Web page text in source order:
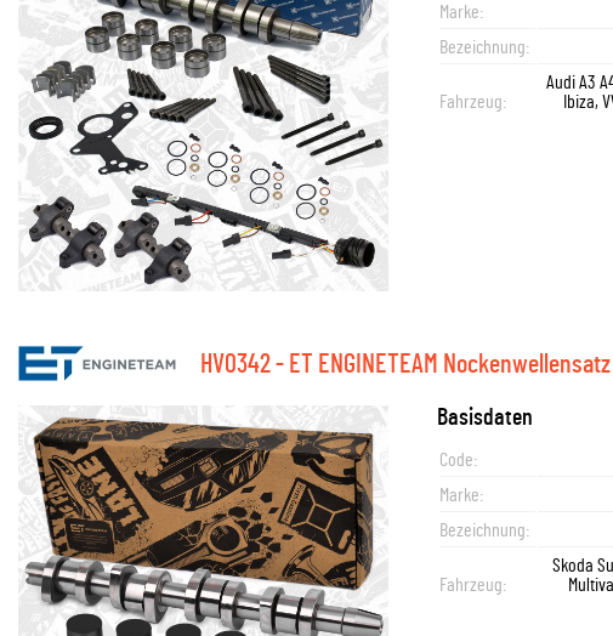
Marke:
Bezeichnung:
Fahrzeug:
Audi A3
Ibiza,
HV0342 - ET ENGINETEAM Nockenwellensatz
Basisdaten
Code:
Marke:
Bezeichnung:
Fahrzeug:
Skoda